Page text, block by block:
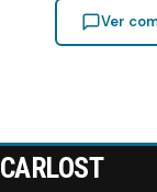
Ver
CARLOST